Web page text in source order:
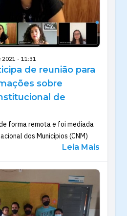
2021 - 11:31
de reunião para
sobre
de
forma remota e foi mediada
dos Municípios (CNM)
Leia Mais